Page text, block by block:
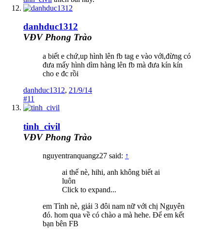
danhduc1312
VĐV Phong Trào
a biết e chứ,up hình lên fb tag e vào với,đừng có
đưa mấy hình dìm hàng lên fb mà đưa kín kín
cho e đc rồi
danhduc1312, 21/9/14
#11
tinh_civil
VĐV Phong Trào
nguyentranquangz27 said: ↑
ai thế nè, hihi, anh không biết ai
luôn
Click to expand...
em Tình nè, giải 3 đôi nam nữ với chị Nguyên
đó. hom qua về có chào a mà hehe. Để em kết
bạn bên FB